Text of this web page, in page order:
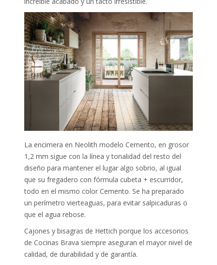
La encimera en Neolith modelo Cemento, en grosor
1,2 mm sigue con la línea y tonalidad del resto del
diseño para mantener el lugar algo sobrio, al igual
que su fregadero con fórmula cubeta + escurridor,
todo en el mismo color Cemento. Se ha preparado
un perímetro vierteaguas, para evitar salpicaduras o
que el agua rebose.
Cajones y bisagras de Hettich porque los accesorios
de Cocinas Brava siempre aseguran el mayor nivel de
calidad, de durabilidad y de garantía.